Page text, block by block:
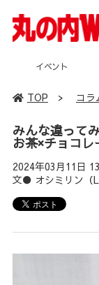
グルメ
TOP > コラ
みんな違って
お茶×チョコ
2024年03月11日
文● オシミリン（